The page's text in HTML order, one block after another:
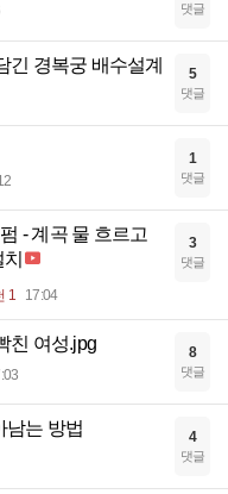
댓글
긴 경복궁 배수설계 5
댓글
1
댓글
- 계곡 물 흐르고
1 17:04
3
댓글
친 여성.jpg 8
댓글
남는 방법 4
댓글